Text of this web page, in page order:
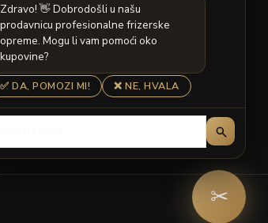
✂
Zdravo! Dobrodošli u našu
prodavnicu profesionalne frizerske
opreme. Mogu li vam pomoći oko
kupovine?
✅ DA, POMOZI MI! ❌ NE, HVALA